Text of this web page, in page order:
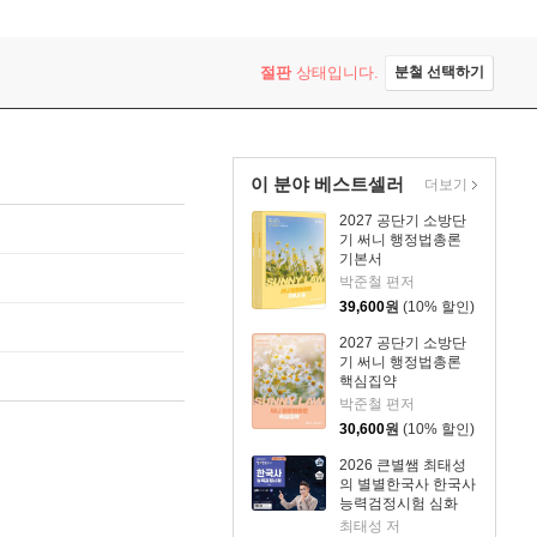
절판상태입니다. 분철 선택하기
이 분야 베스트셀러
2027 공단기 소방단
기 써니 행정법총론
기본서
박준철 편저
39,600원 (10% 할인)
2027 공단기 소방단
기 써니 행정법총론
핵심집약
박준철 편저
30,600원 (10% 할인)
2026 큰별쌤 최태성
의 별별한국사 한국사
능력검정시험 심화
(1,2,3급) 상
최태성 저
더보기